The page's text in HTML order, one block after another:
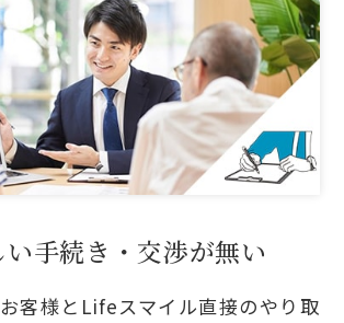
手続き・交渉が無い
客様とLifeスマイル直接のやり取